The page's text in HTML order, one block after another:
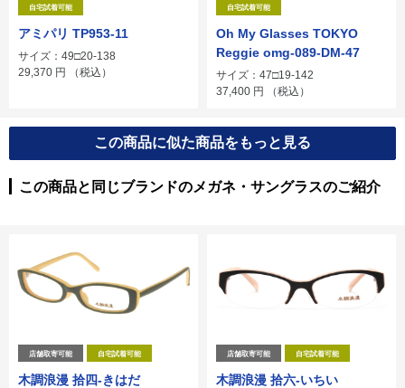
自宅試着可能
アミパリ TP953-11
サイズ：49□20-138
29,370 円 （税込）
自宅試着可能
Oh My Glasses TOKYO
Reggie omg-089-DM-47
サイズ：47□19-142
37,400 円 （税込）
この商品に似た商品をもっと見る
この商品と同じブランドのメガネ・サングラスのご紹介
店舗取寄可能 自宅試着可能
木調浪漫 拾四-きはだ
店舗取寄可能 自宅試着可能
木調浪漫 拾六-いちい